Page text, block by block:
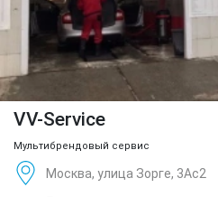
VV-Service
Мультибрендовый сервис
Москва, улица Зорге, 3Ас2